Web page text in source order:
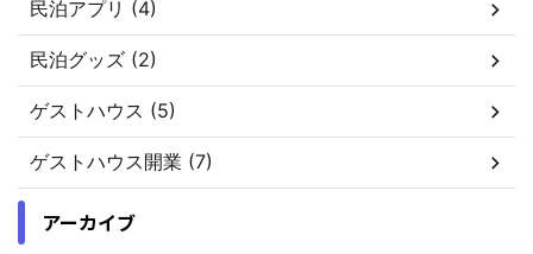
民泊アプリ (4)
民泊グッズ (2)
ゲストハウス (5)
ゲストハウス開業 (7)
アーカイブ